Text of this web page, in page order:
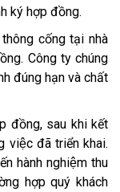
ký hợp đồng.
cống tại nhà
Công ty chúng
đúng hạn và chất
đồng, sau khi kết
việc đã triển khai.
hành nghiệm thu
hợp quý khách